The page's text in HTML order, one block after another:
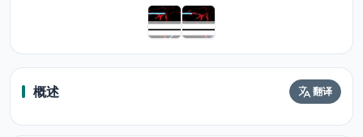
概述 翻译